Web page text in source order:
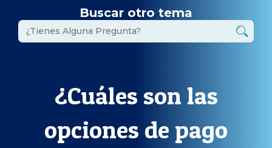
Buscar otro tema
¿Cuáles son las
opciones de pago